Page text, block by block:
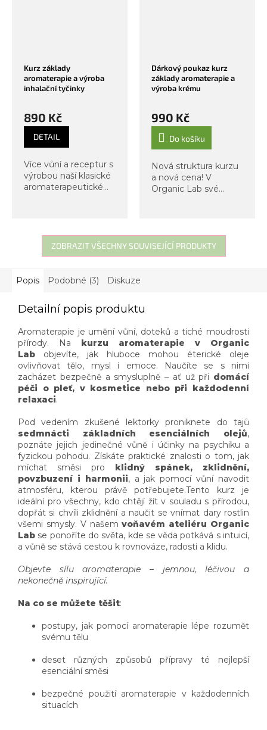
Kurz základy
aromaterapie a výroba
inhalační tyčinky
890 Kč
DETAIL
Více vůní a receptur s
výrobou naší klasické
aromaterapeutické
využijete každý den.
Tento kurz se od
Dárkový poukaz kurz
základy aromaterapie a
výroba krému
990 Kč
Do košíku
Nová struktura kurzu
a nová cena! V
Organic Lab své
kurz aromaterapie
upravili tak, aby
přinesl ještě více
ZOBRAZIT VŠECHNY SOUVISEJÍCÍ PRODUKTY
Popis Podobné (3) Diskuze
Detailní popis produktu
Aromaterapie je umění vůní, doteků a tiché moudrosti
přírody. Na kurzu aromaterapie v Organic
Lab objevíte, jak hluboce mohou éterické oleje
ovlivňovat tělo, mysl i emoce. Naučíte se s nimi
zacházet bezpečně a smysluplně – ať už při domácí
péči o pleť, v kosmetice nebo při každodenní
relaxaci.
Pod vedením zkušené lektorky proniknete do tajů
sedmnácti základních esenciálních olejů,
poznáte jejich jedinečné vůně i účinky na psychiku a
fyzickou pohodu. Získáte praktické znalosti o tom, jak
míchat směsi pro klidný spánek, zklidnění,
povzbuzení i harmonii, a jak pomocí vůní navodit
atmosféru, kterou právě potřebujete.Tento kurz je
ideální pro všechny, kdo chtějí žít v souladu s přírodou,
dopřát si chvíli zklidnění a naučit se vnímat dary rostlin
všemi smysly. V našemvoňavém ateliéru Organic
Lab se ponoříte do světa, kde se věda potkává s intuicí,
a vůně se stává cestou k rovnováze, radosti a klidu.
Objevte sílu aromaterapie – jemnou, léčivou a
nekonečně inspirující.
Na co se můžete těšit:
postupy, jak pomocí aromaterapie lépe rozumět
svému tělu
deset různých způsobů přípravy té nejlepší
esenciální směsi
bezpečné použití aromaterapie v každodenních
situacích